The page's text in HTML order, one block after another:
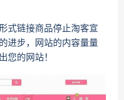
式链接商品停止淘客宣
进步，网站的内容量量
您的网站！